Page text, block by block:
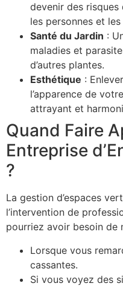
devenir des
les personnes et
Santé du Jardin :
maladies et
d’autres plantes.
Esthétique :
l’apparence de
attrayant et
Quand Faire
Entreprise
?
La gestion d’espaces
l’intervention de
pourriez avoir besoin de
Lorsque vous
cassantes.
Si vous voyez des